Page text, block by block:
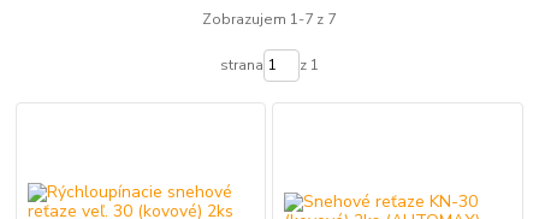
Zobrazujem 1-7 z 7
strana z 1